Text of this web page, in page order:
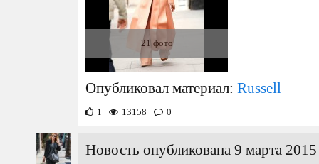
21 фото
Опубликовал материал: Russell
1 13158 0
Новость опубликована 9 марта